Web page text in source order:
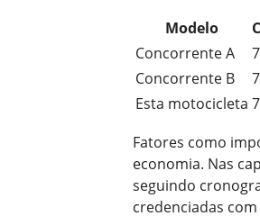
Modelo
Concorrente A
Concorrente B
Esta motocicleta
Fatores como
economia. Nas
seguindo
credenciadas